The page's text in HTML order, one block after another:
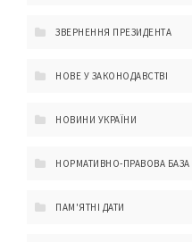
ЗВЕРНЕННЯ ПРЕЗИДЕНТА
НОВЕ У ЗАКОНОДАВСТВІ
НОВИНИ УКРАЇНИ
НОРМАТИВНО-ПРАВОВА БАЗА
ПАМ'ЯТНІ ДАТИ